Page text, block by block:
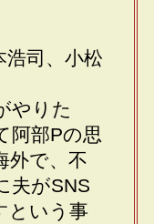
浩司、小松
やりた
阿部Pの思
外で、不
夫がSNS
という事